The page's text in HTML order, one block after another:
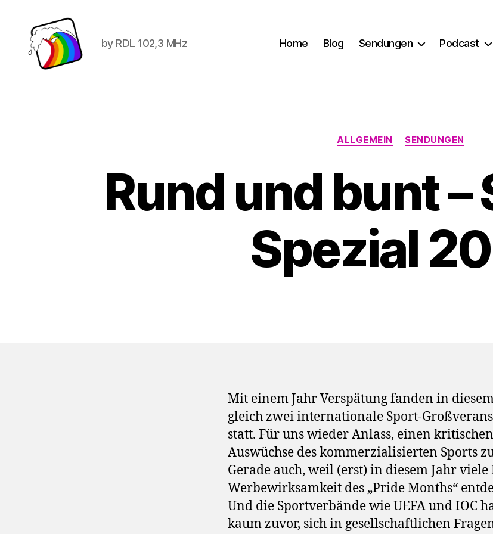
by RDL 102,3 MHz Home Blog Sendungen Podcast
Kategorien
ALLGEMEIN SENDUNGEN
Rund und bunt
Spezial
Mit einem Jahr Verspätung fanden in
gleich zwei internationale Sport-
statt. Für uns wieder Anlass, einen
Auswüchse des kommerzialisierten Sports
Gerade auch, weil (erst) in diesem Jahr
Werbewirksamkeit des „Pride Months“
Und die Sportverbände wie UEFA und IOC
kaum zuvor, sich in gesellschaftlichen